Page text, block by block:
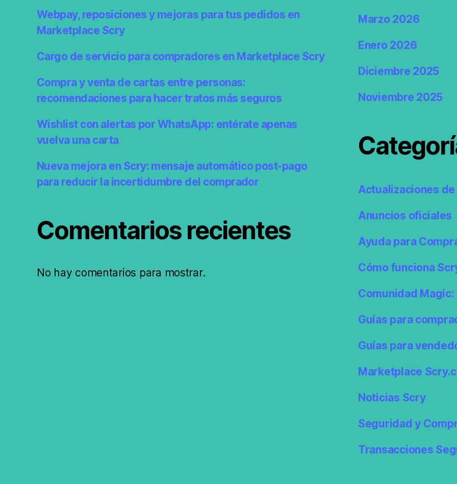
Webpay, reposiciones y mejoras para tus pedidos en
Marketplace Scry
Cargo de servicio para compradores en Marketplace Scry
Compra y venta de cartas entre personas:
recomendaciones para hacer tratos más seguros
Wishlist con alertas por WhatsApp: entérate apenas
vuelva una carta
Nueva mejora en Scry: mensaje automático post-pago
para reducir la incertidumbre del comprador
Comentarios recientes
No hay comentarios para mostrar.
Marzo 2026
Enero 2026
Diciembre 2025
Noviembre 2025
Actualizaciones
Anuncios oficiales
Ayuda para
Cómo funciona
Comunidad
Guías para
Guías para
Marketplace
Noticias Scry
Seguridad y
Transacciones